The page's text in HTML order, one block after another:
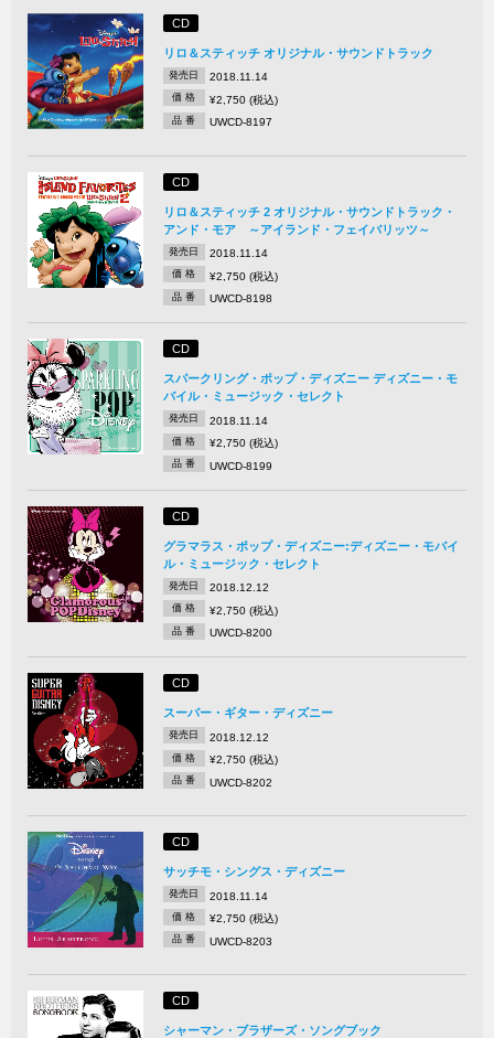
CD
リロ＆スティッチ オリジナル・サウンドトラック
発売日 2018.11.14
価 格 ¥2,750 (税込)
品 番 UWCD-8197
CD
リロ＆スティッチ 2 オリジナル・サウンドトラック・
アンド・モア ～アイランド・フェイバリッツ～
発売日 2018.11.14
価 格 ¥2,750 (税込)
品 番 UWCD-8198
CD
スパークリング・ポップ・ディズニー ディズニー・モ
バイル・ミュージック・セレクト
発売日 2018.11.14
価 格 ¥2,750 (税込)
品 番 UWCD-8199
CD
グラマラス・ポップ・ディズニー:ディズニー・モバイ
ル・ミュージック・セレクト
発売日 2018.12.12
価 格 ¥2,750 (税込)
品 番 UWCD-8200
CD
スーパー・ギター・ディズニー
発売日 2018.12.12
価 格 ¥2,750 (税込)
品 番 UWCD-8202
CD
サッチモ・シングス・ディズニー
発売日 2018.11.14
価 格 ¥2,750 (税込)
品 番 UWCD-8203
CD
シャーマン・ブラザーズ・ソングブック